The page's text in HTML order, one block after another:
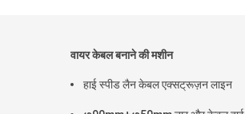
वायर केबल बनाने की मशीन
हाई स्पीड लैन केबल एक्सट्रूज़न लाइन